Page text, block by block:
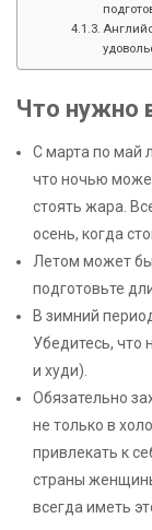
Что нужно
С марта по май
что ночью
стоять жара.
осень, когда
Летом может
подготовьте
В зимний
Убедитесь, что
и худи).
Обязательно
не только в
привлекать к
страны
всегда иметь